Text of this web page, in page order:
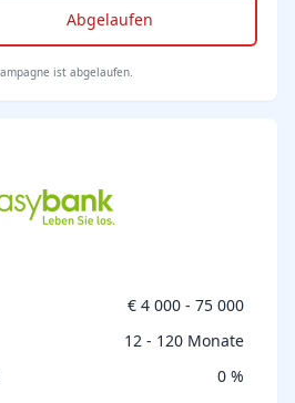
Abgelaufen
ist abgelaufen.
€ 4 000 - 75 000
12 - 120 Monate
0 %